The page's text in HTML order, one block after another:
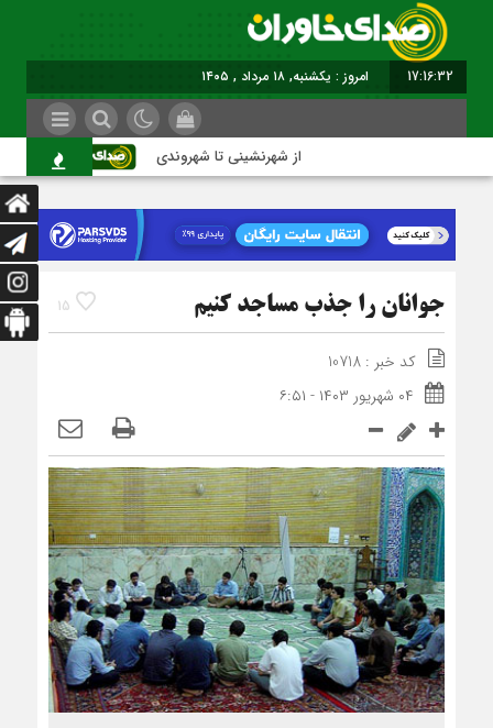
17:16:32 ب
از شهرنشینی تا شهروندی اصناف
15 جوانان را جذب مساجد کنیم
کد خبر : 10718
۰۴ شهریور ۱۴۰۳ - ۶:۵۱